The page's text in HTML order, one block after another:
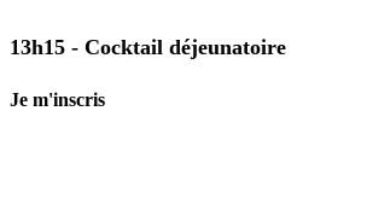
13h15 - Cocktail déjeunatoire
Je m'inscris